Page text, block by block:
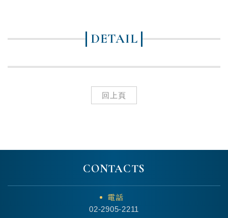
DETAIL
回上頁
CONTACTS
電話
02-2905-2211